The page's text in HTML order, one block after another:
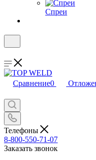
Спреи
Сравнение0
Телефоны
8-800-550-71-07
Заказать звонок